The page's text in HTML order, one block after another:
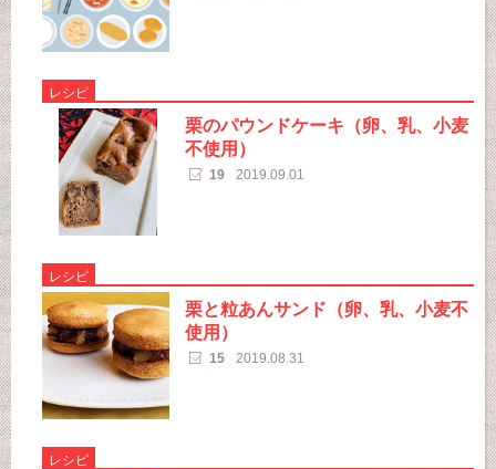
レシピ
栗のパウンドケーキ（卵、乳、小麦
不使用）
19 2019.09.01
レシピ
栗と粒あんサンド（卵、乳、小麦不
使用）
15 2019.08.31
レシピ